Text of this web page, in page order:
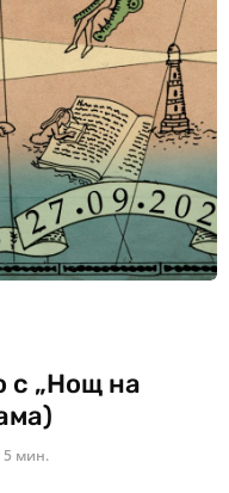
с „Нощ на
5 мин.